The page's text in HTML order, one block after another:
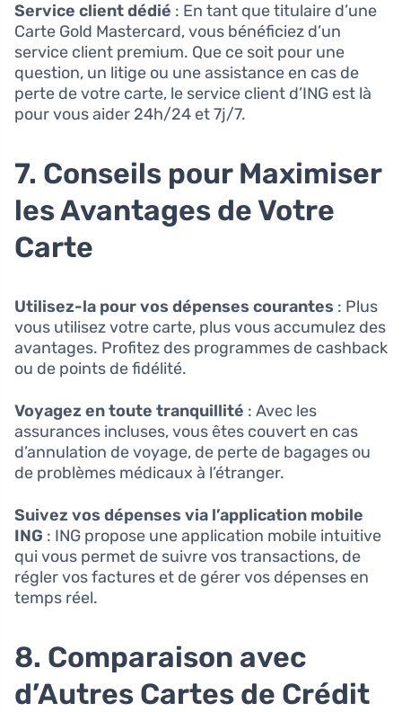
Service client dédié : En tant que titulaire d’une
Carte Gold Mastercard, vous bénéficiez d’un
service client premium. Que ce soit pour une
question, un litige ou une assistance en cas de
perte de votre carte, le service client d’ING est là
pour vous aider 24h/24 et 7j/7.
7. Conseils pour Maximiser
les Avantages de Votre
Carte
Utilisez-la pour vos dépenses courantes : Plus
vous utilisez votre carte, plus vous accumulez des
avantages. Profitez des programmes de cashback
ou de points de fidélité.
Voyagez en toute tranquillité : Avec les
assurances incluses, vous êtes couvert en cas
d’annulation de voyage, de perte de bagages ou
de problèmes médicaux à l’étranger.
Suivez vos dépenses via l’application mobile
ING : ING propose une application mobile intuitive
qui vous permet de suivre vos transactions, de
régler vos factures et de gérer vos dépenses en
temps réel.
8. Comparaison avec
d’Autres Cartes de Crédit